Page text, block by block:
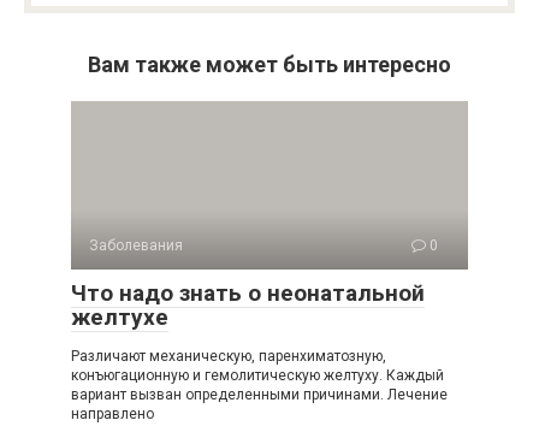
Вам также может быть интересно
Заболевания 0
Что надо знать о неонатальной
желтухе
Различают механическую, паренхиматозную,
конъюгационную и гемолитическую желтуху. Каждый
вариант вызван определенными причинами. Лечение
направлено